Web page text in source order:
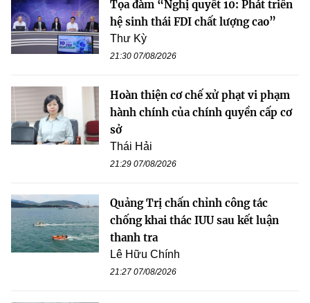
Tọa đàm “Nghị quyết 10: Phát triển
hệ sinh thái FDI chất lượng cao”
Thư Kỳ
21:30 07/08/2026
Hoàn thiện cơ chế xử phạt vi phạm
hành chính của chính quyền cấp cơ
sở
Thái Hải
21:29 07/08/2026
Quảng Trị chấn chỉnh công tác
chống khai thác IUU sau kết luận
thanh tra
Lê Hữu Chính
21:27 07/08/2026